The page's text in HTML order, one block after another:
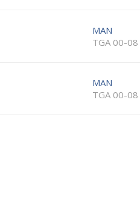
MAN
TGA 00-08
MAN
TGA 00-08